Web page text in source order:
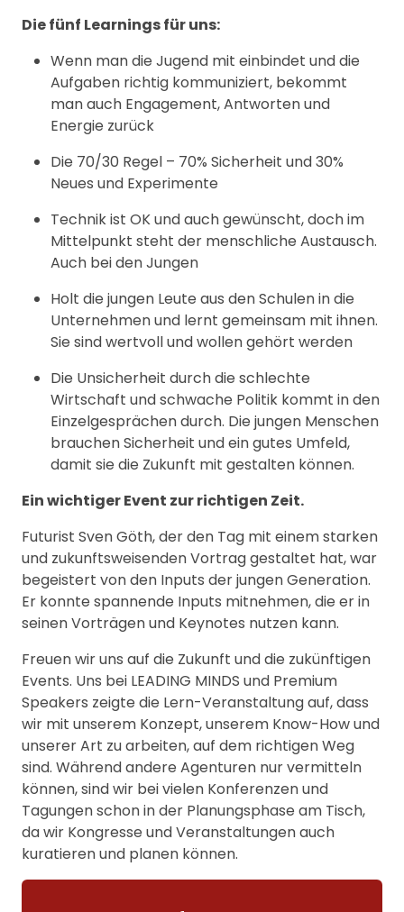
Die fünf Learnings für uns:
Wenn man die Jugend mit einbindet und die
Aufgaben richtig kommuniziert, bekommt
man auch Engagement, Antworten und
Energie zurück
Die 70/30 Regel – 70% Sicherheit und 30%
Neues und Experimente
Technik ist OK und auch gewünscht, doch im
Mittelpunkt steht der menschliche Austausch.
Auch bei den Jungen
Holt die jungen Leute aus den Schulen in die
Unternehmen und lernt gemeinsam mit ihnen.
Sie sind wertvoll und wollen gehört werden
Die Unsicherheit durch die schlechte
Wirtschaft und schwache Politik kommt in den
Einzelgesprächen durch. Die jungen Menschen
brauchen Sicherheit und ein gutes Umfeld,
damit sie die Zukunft mit gestalten können.
Ein wichtiger Event zur richtigen Zeit.
Futurist Sven Göth, der den Tag mit einem starken
und zukunftsweisenden Vortrag gestaltet hat, war
begeistert von den Inputs der jungen Generation.
Er konnte spannende Inputs mitnehmen, die er in
seinen Vorträgen und Keynotes nutzen kann.
Freuen wir uns auf die Zukunft und die zukünftigen
Events. Uns bei LEADING MINDS und Premium
Speakers zeigte die Lern-Veranstaltung auf, dass
wir mit unserem Konzept, unserem Know-How und
unserer Art zu arbeiten, auf dem richtigen Weg
sind. Während andere Agenturen nur vermitteln
können, sind wir bei vielen Konferenzen und
Tagungen schon in der Planungsphase am Tisch,
da wir Kongresse und Veranstaltungen auch
kuratieren und planen können.